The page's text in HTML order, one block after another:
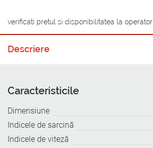
verificati pretul si disponibilitatea la operator
Descriere
Caracteristicile
Dimensiune
Indicele de sarcină
Indicele de viteză